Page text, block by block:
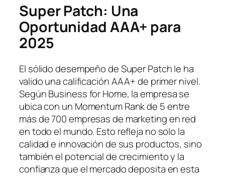
Super Patch: Una
Oportunidad AAA+ para
2025
El sólido desempeño de Super Patch le ha
valido una calificación AAA+ de primer nivel.
Según Business for Home, la empresa se
ubica con un Momentum Rank de 5 entre
más de 700 empresas de marketing en red
en todo el mundo. Esto refleja no solo la
calidad e innovación de sus productos, sino
también el potencial de crecimiento y la
confianza que el mercado deposita en esta